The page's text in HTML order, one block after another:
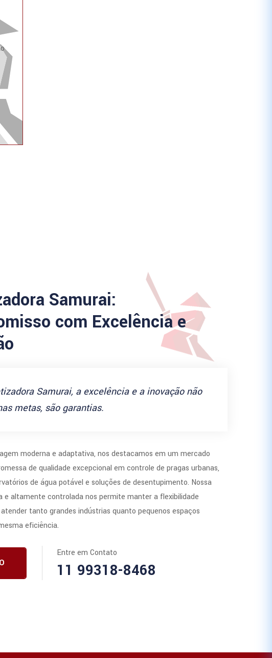
Samurai:
com Excelência e
Samurai, a excelência e a inovação não
metas, são garantias.
moderna e adaptativa, nos destacamos em um mercado
de qualidade excepcional em controle de pragas urbanas,
de água potável e soluções de desentupimento. Nossa
e altamente controlada nos permite manter a flexibilidade
tanto grandes indústrias quanto pequenos espaços
eficiência.
Entre em Contato
11 99318-8468